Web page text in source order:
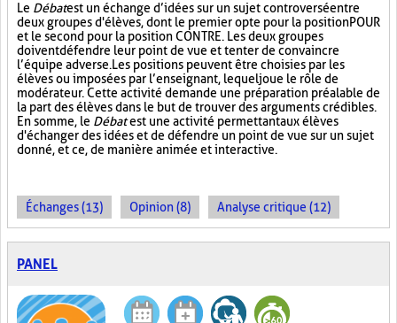
Le Débatest un échange d’idées sur un sujet controversé entre
deux groupes d'élèves, dont le premier opte pour la position POUR
et le second pour la position CONTRE. Les deux groupes
doivent défendre leur point de vue et tenter de convaincre
l’équipe adverse. Les positions peuvent être choisies par les
élèves ou imposées par l’enseignant, lequel joue le rôle de
modérateur. Cette activité demande une préparation préalable de
la part des élèves dans le but de trouver des arguments crédibles.
En somme, le Débatest une activité permettant aux élèves
d'échanger des idées et de défendre un point de vue sur un sujet
donné, et ce, de manière animée et interactive.
Échanges (13) Opinion (8) Analyse critique (12)
PANEL